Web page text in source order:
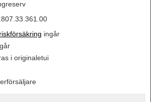
ingår
i originaletui